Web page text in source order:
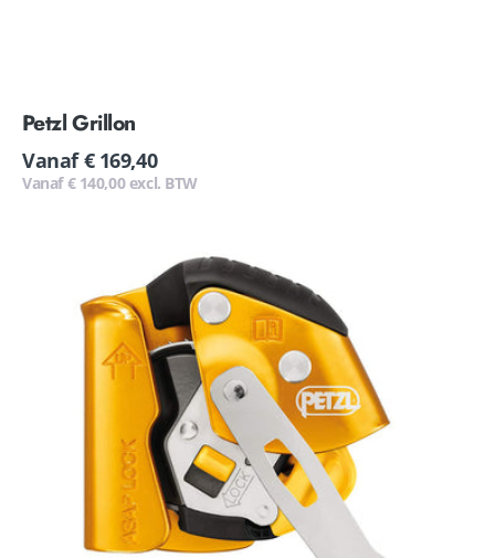
Petzl Grillon
Normale
prijs
Vanaf € 169,40
Vanaf € 140,00 excl. BTW